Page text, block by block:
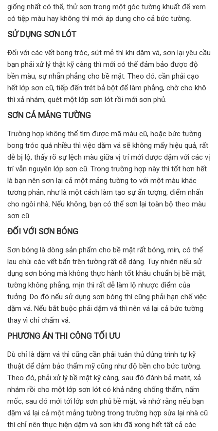
giống nhất có thể, thử sơn trong một góc tường khuất để xem
có tiệp màu hay không thì mới áp dụng cho cả bức tường.
SỬ DỤNG SƠN LÓT
Đối với các vết bong tróc, sứt mẻ thì khi dặm vá, sơn lại yêu cầu
bạn phải xử lý thật kỹ càng thì mới có thể đảm bảo được độ
bền màu, sự nhẵn phẳng cho bề mặt. Theo đó, cần phải cạo
hết lớp sơn cũ, tiếp đến trét bả bột để làm phẳng, chờ cho khô
thì xả nhám, quét một lớp sơn lót rồi mới sơn phủ.
SƠN CẢ MẢNG TƯỜNG
Trường hợp không thể tìm được mã màu cũ, hoặc bức tường
bong tróc quá nhiều thì việc dặm vá sẽ không mấy hiệu quả, rất
dễ bị lộ, thấy rõ sự lệch màu giữa vị trí mới được dặm với các vị
trí vẫn nguyên lớp sơn cũ. Trong trường hợp này thì tốt hơn hết
là bạn nên sơn lại cả một mảng tường to với một màu khác
tương phản, như là một cách làm tạo sự ấn tượng, điểm nhấn
cho ngôi nhà. Nếu không, bạn có thể sơn lại toàn bộ theo màu
sơn cũ.
ĐỐI VỚI SƠN BÓNG
Sơn bóng là dòng sản phẩm cho bề mặt rất bóng, min, có thể
lau chùi các vết bẩn trên tường rất dễ dàng. Tuy nhiên nếu sử
dụng sơn bóng mà không thực hành tốt khâu chuẩn bị bề mặt,
tường không phẳng, mịn thì rất dễ làm lộ nhược điểm của
tưởng. Do đó nếu sử dụng sơn bóng thì cũng phải hạn chế việc
dặm vá. Nếu bắt buộc phải dặm vá thì nên vá lại cả bức tường
thay vì chỉ chấm vá.
PHƯƠNG ÁN THI CÔNG TỐI ƯU
Dù chỉ là dặm vá thì cũng cần phải tuân thủ đúng trình tự kỹ
thuật để đảm bảo thẩm mỹ cũng như độ bền cho bức tường.
Theo đó, phải xử lý bề mặt kỹ càng, sau đó đánh bả matit, xả
nhám rồi cho một lớp sơn lót có khả năng chống thấm, nấm
mốc, sau đó mới tới lớp sơn phủ bề mặt, và nhớ rằng nếu bạn
dặm vá lại cả một mảng tường trong trường hợp sửa lại nhà cũ
thì chỉ nên thực hiện dặm vá sơn khi đã xong hết tất cả các